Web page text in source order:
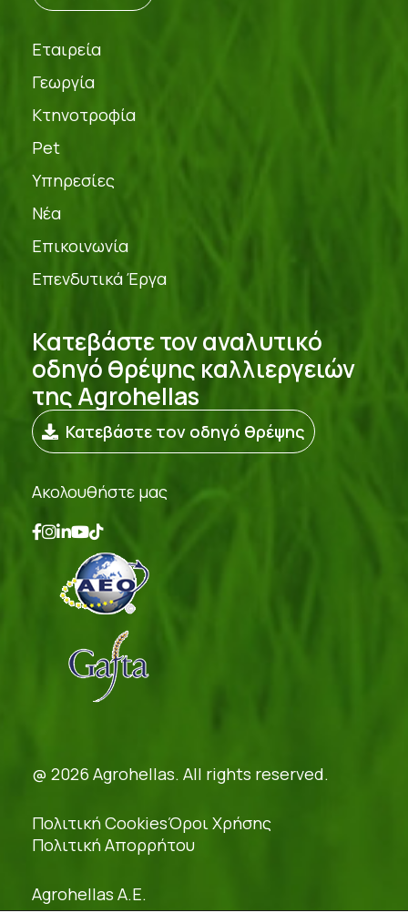
Εταιρεία
Γεωργία
Κτηνοτροφία
Pet
Υπηρεσίες
Νέα
Επικοινωνία
Επενδυτικά Έργα
Κατεβάστε τον αναλυτικό
οδηγό θρέψης καλλιεργειών
της Agrohellas
Κατεβάστε τον οδηγό θρέψης
Ακολουθήστε μας
@ 2026 Agrohellas. All rights reserved.
Πολιτική CookiesΌροι Χρήσης
Πολιτική Απορρήτου
Agrohellas A.E.
Γ.Ε.ΜΗ.: 54379421000